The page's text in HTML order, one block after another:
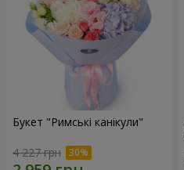
Букет "Римські канікули"
4 227 грн